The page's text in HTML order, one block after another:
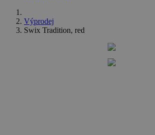
Výprodej
Swix Tradition, red